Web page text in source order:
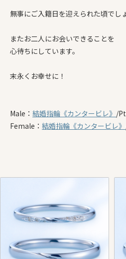
無事にご入籍日を迎えられた頃でし
またお二人にお会いできることを
心待ちにしています。
末永くお幸せに！
Male： 結婚指輪 《カンタービレ》 /
Female： 結婚指輪 《カンタービレ》